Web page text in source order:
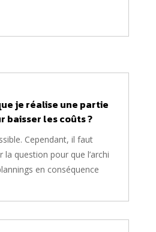
je réalise une partie
baisser les coûts ?
Cependant, il faut
question pour que l’archi
en conséquence